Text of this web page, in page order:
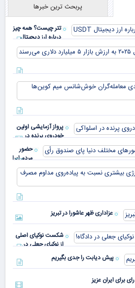
پربحث ترین خبرها
تتر چیست؟ همه چیز
درباره ارز دیجیتال
USDT
پرواز آزمایشی اولین
خودروی پرنده در
اسلواکی
حضور
مردم ایران
در
کشورهای
مختلف
دنیا پای
صندوق
عزاداری ظهر عاشورا در تبریز
شکست نوکیای اصلی
از نوکیای جعلی در
دادگاه!
پیش دیابت را جدی بگیریم
رای برای ایران عزیز